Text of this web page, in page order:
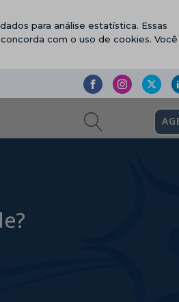
para análise estatística. Essas
com o uso de cookies.